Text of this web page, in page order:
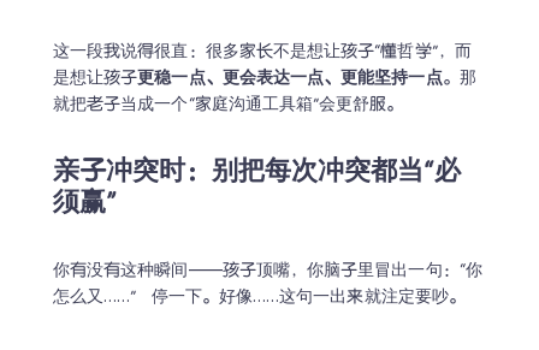
这一段我说得很直：很多家长不是想让孩子“懂哲学”，而
是想让孩子更稳一点、更会表达一点、更能坚持一点。那
就把老子当成一个“家庭沟通工具箱”会更舒服。
亲子冲突时：别把每次冲突都当“必
须赢”
你有没有这种瞬间——孩子顶嘴，你脑子里冒出一句：“你
怎么又……”   停一下。好像……这句一出来就注定要吵。